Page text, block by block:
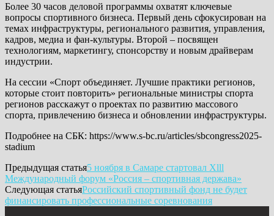
Более 30 часов деловой программы охватят ключевые
вопросы спортивного бизнеса. Первый день сфокусирован на
темах инфраструктуры, регионального развития, управления,
кадров, медиа и фан-культуры. Второй – посвящен
технологиям, маркетингу, спонсорству и новым драйверам
индустрии.
На сессии «Спорт объединяет. Лучшие практики регионов,
которые стоит повторить» региональные министры спорта
регионов расскажут о проектах по развитию массового
спорта, привлечению бизнеса и обновлении инфраструктуры.
Подробнее на СБК: https://www.s-bc.ru/articles/sbcongress2025-
stadium
Предыдущая статья5 ноября в Самаре стартовал Xlll
Международный форум «Россия – спортивная держава»
Следующая статьяРоссийский спортивный фонд не будет
финансировать профессиональные соревнования